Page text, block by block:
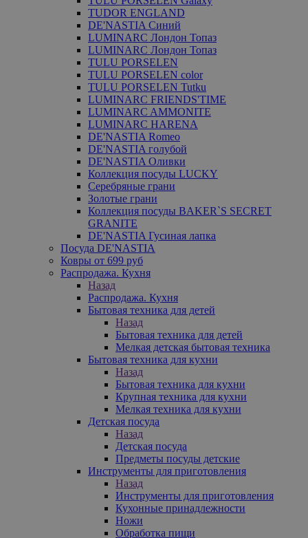
TUDOR ENGLAND
DE'NASTIA Синий
LUMINARC Лондон Топаз
LUMINARC Лондон Топаз
TULU PORSELEN
TULU PORSELEN color
TULU PORSELEN Tutku
LUMINARC FRIENDS'TIME
LUMINARC AMMONITE
LUMINARC HARENA
DE'NASTIA Romeo
DE'NASTIA голубой
DE'NASTIA Оливки
Коллекция посуды LUCKY
Серебряные грани
Золотые грани
Коллекция посуды BAKER`S SECRET
GRANITE
DE'NASTIA Гусиная лапка
Посуда DE'NASTIA
Ковры от 699 руб
Распродажа. Кухня
Назад
Распродажа. Кухня
Бытовая техника для детей
Назад
Бытовая техника для детей
Мелкая детская бытовая техника
Бытовая техника для кухни
Назад
Бытовая техника для кухни
Крупная техника для кухни
Мелкая техника для кухни
Детская посуда
Назад
Детская посуда
Предметы посуды детские
Инструменты для приготовления
Назад
Инструменты для приготовления
Кухонные принадлежности
Ножи
Обработка пищи